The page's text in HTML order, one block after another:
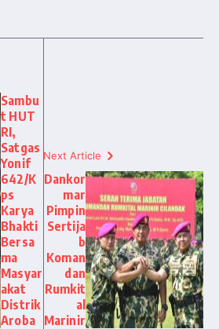
Sambu
t HUT
RI,
Satgas
Yonif
642/K
ps
Karya
Bhakti
Bersa
ma
Masyar
akat
Distrik
Aroba
Next Article
Dankor
mar
Pimpin
Sertija
b
Koman
dan
Rumkit
al
Marinir